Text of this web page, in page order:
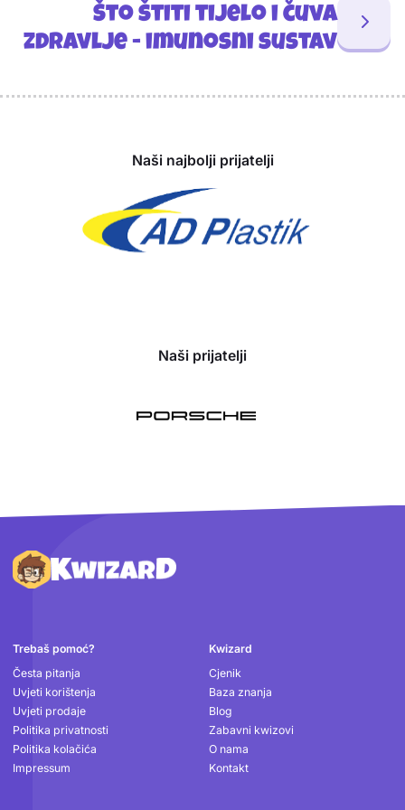
Što štiti tijelo i čuva
zdravlje - imunosni sustav
Naši najbolji prijatelji
Naši prijatelji
Podnožje
Trebaš pomoć?
Česta pitanja
Uvjeti korištenja
Uvjeti prodaje
Politika privatnosti
Politika kolačića
Impressum
Kwizard
Cjenik
Baza znanja
Blog
Zabavni kwizovi
O nama
Kontakt